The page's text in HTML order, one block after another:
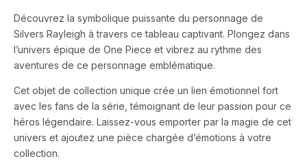
Découvrez la symbolique puissante du personnage de
Silvers Rayleigh à travers ce tableau captivant. Plongez dans
l’univers épique de One Piece et vibrez au rythme des
aventures de ce personnage emblématique.
Cet objet de collection unique crée un lien émotionnel fort
avec les fans de la série, témoignant de leur passion pour ce
héros légendaire. Laissez-vous emporter par la magie de cet
univers et ajoutez une pièce chargée d’émotions à votre
collection.